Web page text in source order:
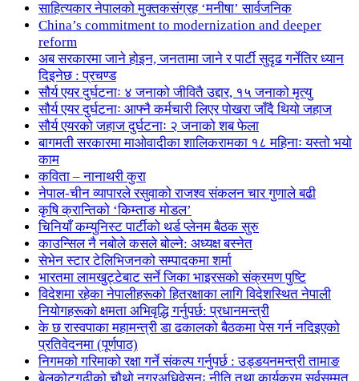
साहित्यकार नेपालको मुक्तकसंग्रह ‘मनीषा’ सार्वजनिक
China’s commitment to modernization and deeper
reform
अब सरकारमा जाने होइन, जनतामा जाने र पार्टी सुदृढ गर्नेतिर ध्यान
दिइनेछ : प्रचण्ड
सौर्य एयर दुर्घटनाः ४ जनाको जीवितै उद्दार, १५ जनाको मृत्यु
सौर्य एयर दुर्घटनाः आफ्नै कर्मचारी लिएर पोखरा जाँदै थियो जहाज
सौर्य एयरको जहाज दुर्घटनाः २ जनाको शब फेला
बागमती सरकारमा माओवादीका शालिकरामका १८ महिनाः यस्तो भयो
काम
कविता – नानाथरी कुरा
नेपाल-चीन व्यापारले रसुवाको राजश्व संकलन चार गुणाले बढी
कृषि क्रान्तिको ‘किम्ताङ मोडल’
चिनियाँ कम्युनिस्ट पार्टीको थर्ड प्लेनम बैठक सुरु
काउन्सिल नै नबोले कसले बोल्ने: अध्यक्ष बस्नेत
सेभेन स्टार टेलिभिजनको सम्पादकमा शर्मा
भारतमा लामखुट्टेबाट सर्ने जिका भाइरसको संक्रमण पुष्टि
विदेशमा रहेका नेपालीहरूको हितरक्षाका लागि विदेशस्थित नेपाली
नियोगहरूको क्षमता अभिवृद्धि गर्नुपर्छ: प्रधानमन्त्री
के छ रास्वपाका महामन्त्री डा ढकालको बैठकमा पेस गर्न नदिइएको
प्रतिवेदनमा (पूर्णपाठ)
निगमको गरिमाको रक्षा गर्ने संकल्प गर्नुपर्छ : उड्डयनमन्त्री तामाङ